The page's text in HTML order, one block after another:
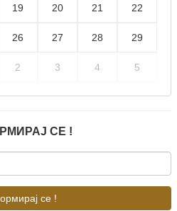
19 20 21 22
26 27 28 29
2 3 4 5
СЕ !
се !